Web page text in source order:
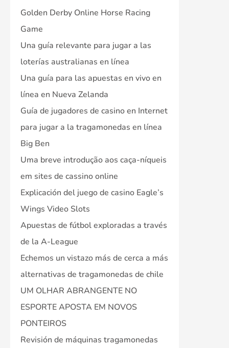
Golden Derby Online Horse Racing
Game
Una guía relevante para jugar a las
loterías australianas en línea
Una guía para las apuestas en vivo en
línea en Nueva Zelanda
Guía de jugadores de casino en Internet
para jugar a la tragamonedas en línea
Big Ben
Uma breve introdução aos caça-níqueis
em sites de cassino online
Explicación del juego de casino Eagle’s
Wings Video Slots
Apuestas de fútbol exploradas a través
de la A-League
Echemos un vistazo más de cerca a más
alternativas de tragamonedas de chile
UM OLHAR ABRANGENTE NO
ESPORTE APOSTA EM NOVOS
PONTEIROS
Revisión de máquinas tragamonedas